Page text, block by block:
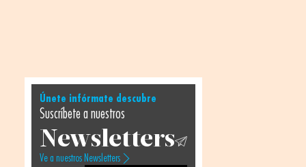
Únete infórmate descubre
Suscríbete a nuestros
Newsletters
Ve a nuestros Newsletters